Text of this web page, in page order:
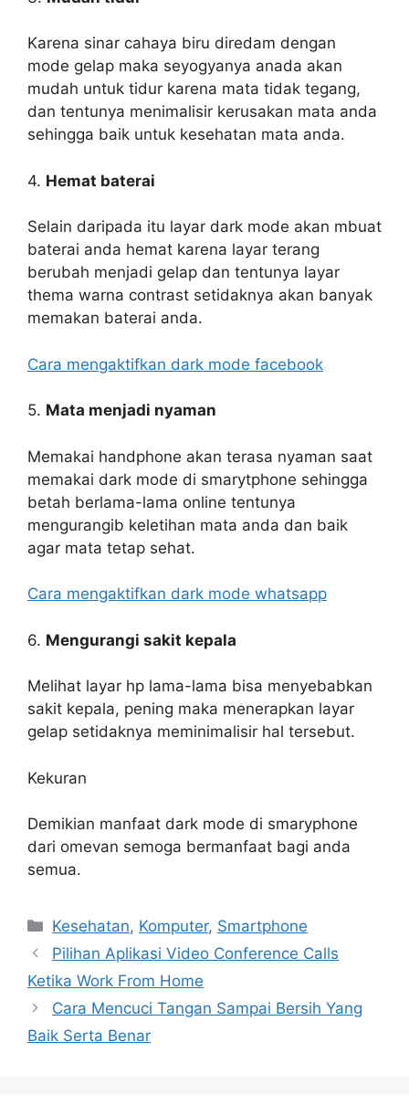
Karena sinar cahaya biru diredam dengan
mode gelap maka seyogyanya anada akan
mudah untuk tidur karena mata tidak tegang,
dan tentunya menimalisir kerusakan mata anda
sehingga baik untuk kesehatan mata anda.
4. Hemat baterai
Selain daripada itu layar dark mode akan mbuat
baterai anda hemat karena layar terang
berubah menjadi gelap dan tentunya layar
thema warna contrast setidaknya akan banyak
memakan baterai anda.
Cara mengaktifkan dark mode facebook
5. Mata menjadi nyaman
Memakai handphone akan terasa nyaman saat
memakai dark mode di smarytphone sehingga
betah berlama-lama online tentunya
mengurangib keletihan mata anda dan baik
agar mata tetap sehat.
Cara mengaktifkan dark mode whatsapp
6. Mengurangi sakit kepala
Melihat layar hp lama-lama bisa menyebabkan
sakit kepala, pening maka menerapkan layar
gelap setidaknya meminimalisir hal tersebut.
Kekuran
Demikian manfaat dark mode di smaryphone
dari omevan semoga bermanfaat bagi anda
semua.
Categories
Kesehatan, Komputer, Smartphone
Pilihan Aplikasi Video Conference Calls
Ketika Work From Home
Cara Mencuci Tangan Sampai Bersih Yang
Baik Serta Benar